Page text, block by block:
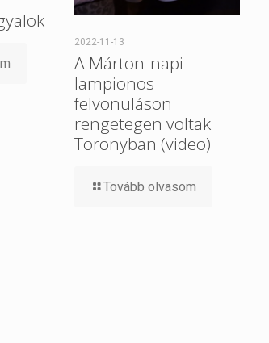
2022-11-13
A Márton-napi
lampionos
felvonuláson
rengetegen voltak
Toronyban (video)
Tovább olvasom